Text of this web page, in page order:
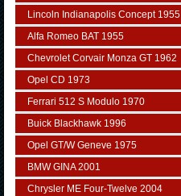
Lincoln Indianapolis Concept 1955
Alfa Romeo BAT 1955
Chevrolet Corvair Monza GT 1962
Opel CD 1973
Ferrari 512 S Modulo 1970
Buick Blackhawk 1996
Opel GT/W Geneve 1975
BMW GINA 2001
Chrysler ME Four-Twelve 2004